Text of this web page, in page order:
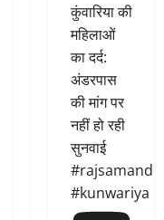
कुंवारिया की
महिलाओं
का दर्द:
अंडरपास
की मांग पर
नहीं हो रही
सुनवाई
#rajsamand
#kunwariya